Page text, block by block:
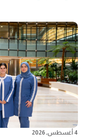
4 أغسطس, 2026